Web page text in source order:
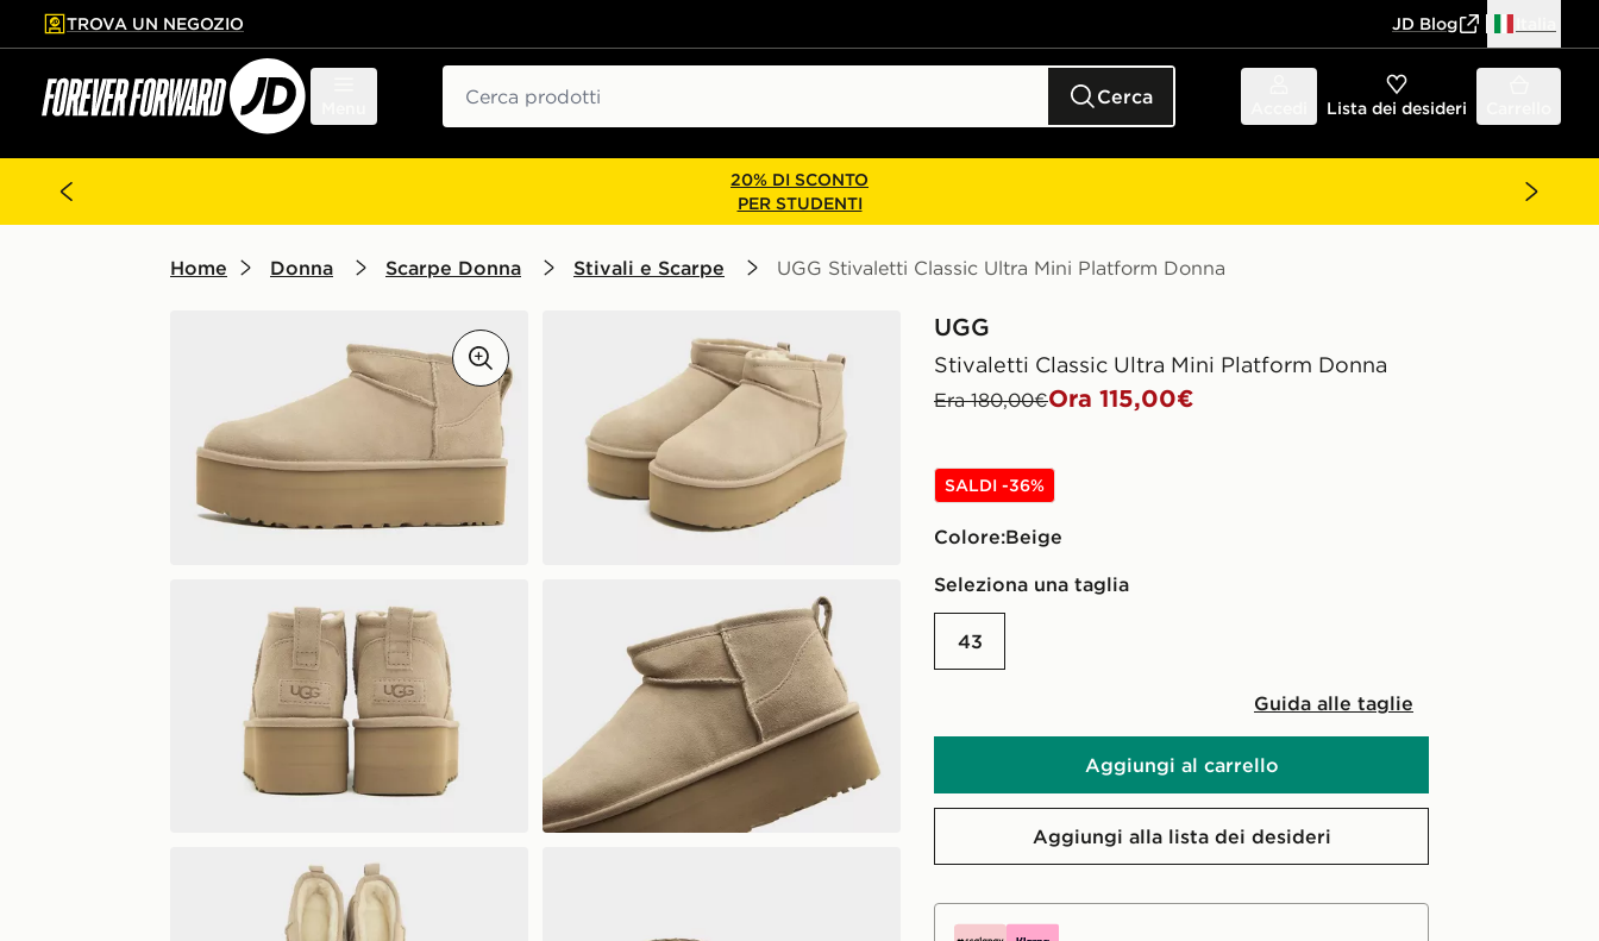
contenuto principale
a fondo pagina
TROVA UN NEGOZIO JD Blog
Cerca Lista dei desideri
20% DI SCONTO
PER STUDENTI
Home Donna Scarpe Donna Stivali e Scarpe UGG Stivaletti Classic Ultra Mini Platform Donna
UGG
Stivaletti Classic Ultra Mini Platform Donna
Era 180,00€Ora 115,00€
SALDI -36%
Colore: beige
Seleziona una taglia
43
Guida alle taglie
Aggiungi al carrello
Aggiungi alla lista dei desideri